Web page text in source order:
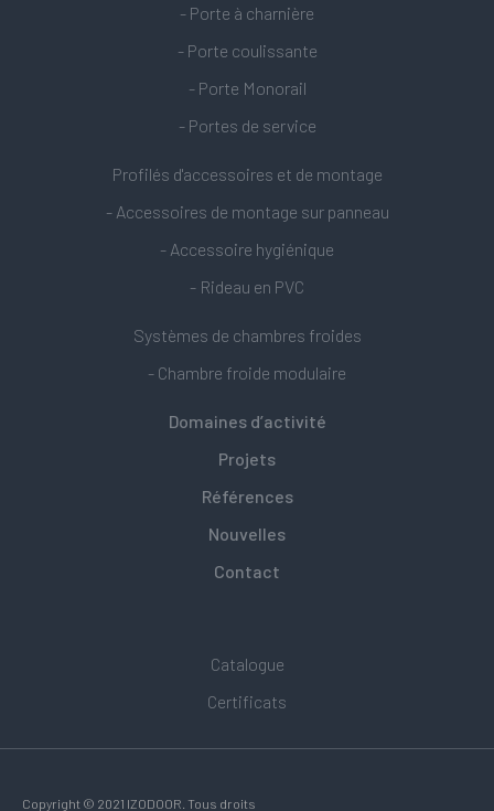
- Porte à charnière
- Porte coulissante
- Porte Monorail
- Portes de service
Profilés d'accessoires et de montage
- Accessoires de montage sur panneau
- Accessoire hygiénique
- Rideau en PVC
Systèmes de chambres froides
- Chambre froide modulaire
Domaines d’activité
Projets
Références
Nouvelles
Contact
Catalogue
Certificats
Copyright © 2021 IZODOOR. Tous droits